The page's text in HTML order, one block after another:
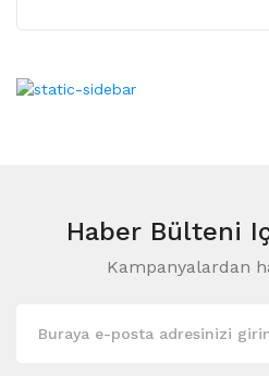
Haber Bülteni
Kampanyalardan